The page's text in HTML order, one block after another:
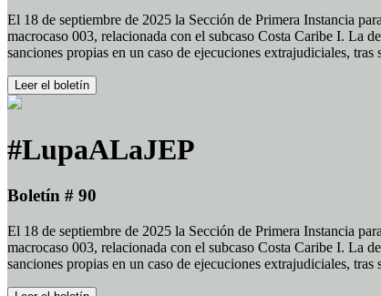
El 18 de septiembre de 2025 la Sección de Primera Instancia
macrocaso 003, relacionada con el subcaso Costa Caribe I. La
sanciones propias en un caso de ejecuciones extrajudiciales,
Leer el boletín
#LupaALaJEP
Boletín # 90
El 18 de septiembre de 2025 la Sección de Primera Instancia
macrocaso 003, relacionada con el subcaso Costa Caribe I. La
sanciones propias en un caso de ejecuciones extrajudiciales,